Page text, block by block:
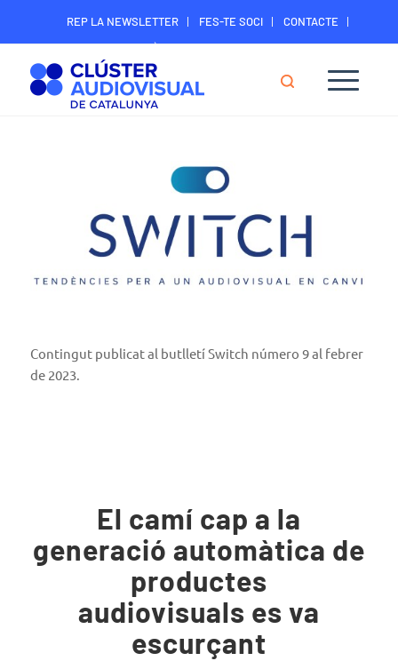
REP LA NEWSLETTER FES-TE SOCI
CONTACTE
ÀREA DIGITAL SOCIS
Contingut publicat al butlletí Switch número 9 al febrer
de 2023.
El camí cap a la
generació automàtica de
productes
audiovisuals es va
escurçant